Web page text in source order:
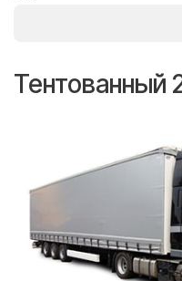
Тентованный